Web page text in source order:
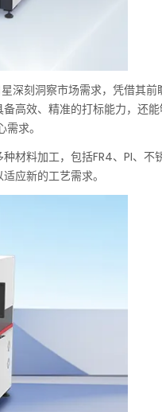
深刻洞察市场需求，凭借其前
高效、精准的打标能力，还能
求。
材料加工，包括FR4、PI、不
应新的工艺需求。